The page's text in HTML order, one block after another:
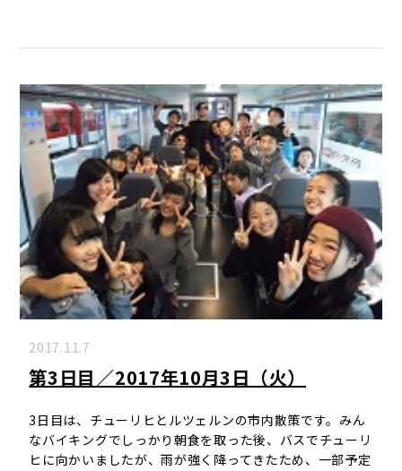
2017.11.7
第3日目／2017年10月3日（火）
3日目は、チューリヒとルツェルンの市内散策です。みん
なバイキングでしっかり朝食を取った後、バスでチューリ
ヒに向かいましたが、雨が強く降ってきたため、一部予定